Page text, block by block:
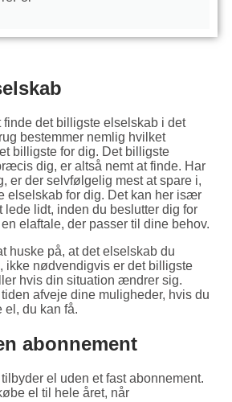
finde det billigste elselskab i det
bestemmer nemlig hvilket
billigste for dig. Det billigste
dig, er altså nemt at finde. Har
er der selvfølgelig mest at spare i,
elselskab for dig. Det kan her især
lede lidt, inden du beslutter dig for
elaftale, der passer til dine behov.
huske på, at det elselskab du
ikke nødvendigvis er det billigste
hvis din situation ændrer sig.
afveje dine muligheder, hvis du
el, du kan få.
abonnement
el uden et fast abonnement.
el til hele året, når